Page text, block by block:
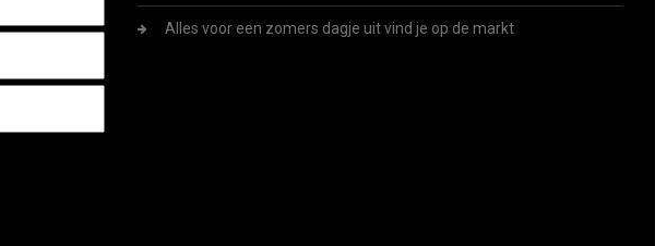
Alles voor een zomers dagje uit vind je op de markt